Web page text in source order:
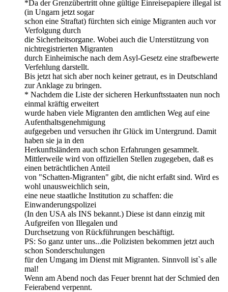
*Da der Grenzübertritt ohne gültige Einreisepapiere illegal ist
(in Ungarn jetzt sogar
schon eine Straftat) fürchten sich einige Migranten auch vor
Verfolgung durch
die Sicherheitsorgane. Wobei auch die Unterstützung von
nichtregistrierten Migranten
durch Einheimische nach dem Asyl-Gesetz eine strafbewerte
Verfehlung darstellt.
Bis jetzt hat sich aber noch keiner getraut, es in Deutschland
zur Anklage zu bringen.
* Nachdem die Liste der sicheren Herkunftsstaaten nun noch
einmal kräftig erweitert
wurde haben viele Migranten den amtlichen Weg auf eine
Aufenthaltsgenehmigung
aufgegeben und versuchen ihr Glück im Untergrund. Damit
haben sie ja in den
Herkunftsländern auch schon Erfahrungen gesammelt.
Mittlerweile wird von offiziellen Stellen zugegeben, daß es
einen beträchtlichen Anteil
von "Schatten-Migranten" gibt, die nicht erfaßt sind. Wird es
wohl unausweichlich sein,
eine neue staatliche Institution zu schaffen: die
Einwanderungspolizei
(In den USA als INS bekannt.) Diese ist dann einzig mit
Aufgreifen von Illegalen und
Durchsetzung von Rückführungen beschäftigt.
PS: So ganz unter uns...die Polizisten bekommen jetzt auch
schon Sonderschulungen
für den Umgang im Dienst mit Migranten. Sinnvoll ist`s alle
mal!
Wenn am Abend noch das Feuer brennt hat der Schmied den
Feierabend verpennt.